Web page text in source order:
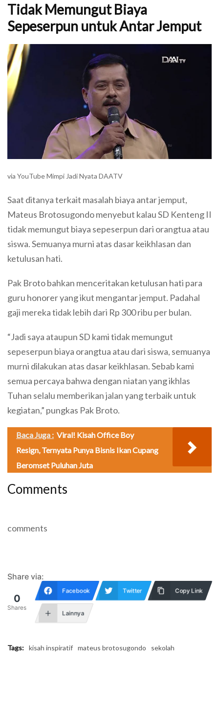
Tidak Memungut Biaya
Sepeserpun untuk Antar Jemput
via YouTube Mimpi Jadi Nyata DAATV
Saat ditanya terkait masalah biaya antar jemput,
Mateus Brotosugondo menyebut kalau SD Kenteng II
tidak memungut biaya sepeserpun dari orangtua atau
siswa. Semuanya murni atas dasar keikhlasan dan
ketulusan hati.
Pak Broto bahkan menceritakan ketulusan hati para
guru honorer yang ikut mengantar jemput. Padahal
gaji mereka tidak lebih dari Rp 300 ribu per bulan.
“Jadi saya ataupun SD kami tidak memungut
sepeserpun biaya orangtua atau dari siswa, semuanya
murni dilakukan atas dasar keikhlasan. Sebab kami
semua percaya bahwa dengan niatan yang ikhlas
Tuhan selalu memberikan jalan yang terbaik untuk
kegiatan,” pungkas Pak Broto.
Baca Juga : Viral! Kisah Office Boy
Resign, Ternyata Punya Bisnis Ikan Cupang
Beromset Puluhan Juta
Comments
comments
Share via:
0
Shares
Facebook Twitter Copy Link
Lainnya
Tags: kisah inspiratif mateus brotosugondo sekolah